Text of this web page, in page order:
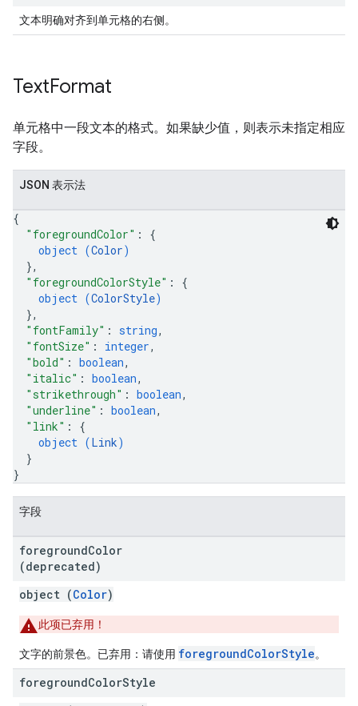
文本明确对齐到单元格的右侧。
TextFormat
单元格中一段文本的格式。如果缺少值，则表示未指定相应
字段。
JSON 表示法
{
"foregroundColor" : {
object (Color)
},
"foregroundColorStyle" : {
object (ColorStyle)
},
"fontFamily" : string,
"fontSize" : integer,
"bold" : boolean,
"italic" : boolean,
"strikethrough" : boolean,
"underline" : boolean,
"link" : {
object (Link)
}
}
字段
foregroundColor
(deprecated)
object (Color)
此项已弃用！
文字的前景色。已弃用：请使用 foregroundColorStyle。
foregroundColorStyle